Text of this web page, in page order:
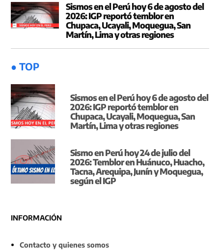
Sismos en el Perú hoy 6 de agosto del
2026: IGP reportó temblor en
Chupaca, Ucayali, Moquegua, San
Martín, Lima y otras regiones
● TOP
Sismos en el Perú hoy 6 de agosto del
2026: IGP reportó temblor en
Chupaca, Ucayali, Moquegua, San
Martín, Lima y otras regiones
Sismo en Perú hoy 24 de julio del
2026: Temblor en Huánuco, Huacho,
Tacna, Arequipa, Junín y Moquegua,
según el IGP
INFORMACIÓN
Contacto y quienes somos